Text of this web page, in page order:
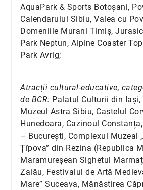
AquaPark & Sports Botoșani,
Calendarului Sibiu, Valea cu
Domeniile Murani Timiș,
Park Neptun, Alpine Coaster
Park Avrig;
Atracții cultural-educative,
de BCR: Palatul Culturii din Iași,
Muzeul Astra Sibiu, Castelul
Hunedoara, Cazinoul
– București, Complexul Muzeal
Țîpova” din Rezina (Republica
Maramureșean Sighetul
Zalău, Festivalul de Artă
Mare” Suceava, Mănăstirea